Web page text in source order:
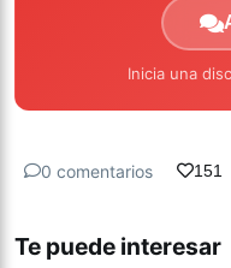
Inicia una
0 comentarios 151
Te puede interesar